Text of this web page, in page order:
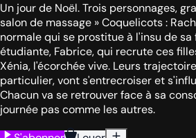
Un jour de Noël. Trois personnages,
salon de massage » Coquelicots :
normale qui se prostitue à l'insu de
étudiante, Fabrice, qui recrute ces
Xénia, l'écorchée vive. Leurs
particulier, vont s'entrecroiser et
Chacun va se retrouver face à sa
journée pas comme les autres.